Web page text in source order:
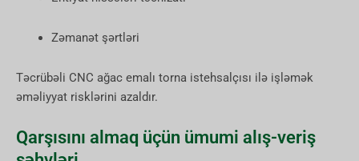
Zəmanət şərtləri
Təcrübəli CNC ağac emalı torna istehsalçısı ilə işləmək
əməliyyat risklərini azaldır.
Qarşısını almaq üçün ümumi alış-veriş